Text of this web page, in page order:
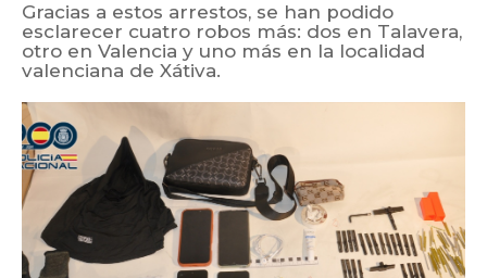
Gracias a estos arrestos, se han podido
esclarecer cuatro robos más: dos en Talavera,
otro en Valencia y uno más en la localidad
valenciana de Xátiva.